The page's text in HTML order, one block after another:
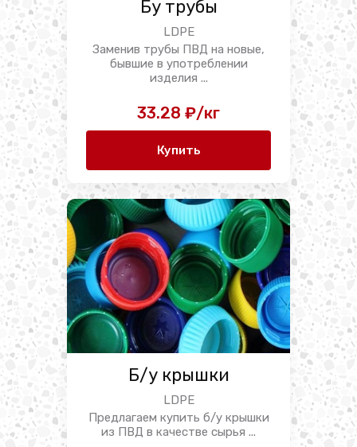
Бу трубы
LDPE
Заменив трубы ПВД на новые,
бывшие в употреблении
изделия ...
33.28 ₽/кг
Купить
Б/у крышки
LDPE
Предлагаем купить б/у крышки
из ПВД в качестве сырья ...